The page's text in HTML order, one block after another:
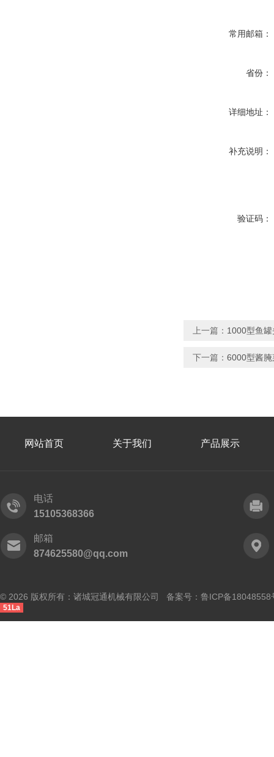
常用邮箱：
省份：
详细地址：
补充说明：
验证码：
上一篇： 1000型鱼
下一篇： 6000型酱
网站首页 关于我们 产品展示
电话
15105368366
邮箱
874625580@qq.com
© 2026 版权所有：诸城冠通机械有限公司 备案号： 鲁ICP备18048558
51La